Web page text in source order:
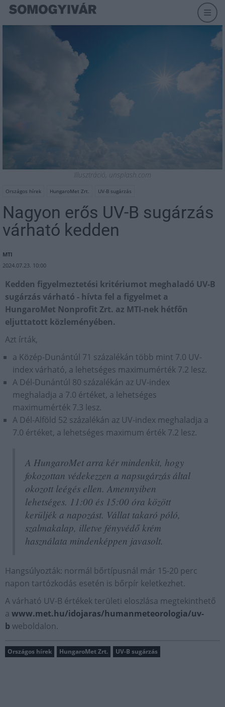
Illusztráció, unsplash.com
Országos hírek HungaroMet Zrt. UV-B sugárzás
Nagyon erős UV-B sugárzás
várható kedden
MTI
2024.07.23. 10:00
Kedden figyelmeztetési kritériumot meghaladó UV-B
sugárzás várható - hívta fel a figyelmet a
HungaroMet Nonprofit Zrt. az MTI-nek hétfőn
eljuttatott közleményében.
Azt írták,
a Közép-Dunántúl 71 százalékán több mint 7.0 UV-
index várható, a lehetséges maximumérték 7.2 lesz.
A Dél-Dunántúl 80 százalékán az UV-index
meghaladja a 7.0 értéket, a lehetséges
maximumérték 7.3 lesz.
A Dél-Alföld 52 százalékán az UV-index meghaladja a
7.0 értéket, a lehetséges maximum érték 7.2 lesz.
A HungaroMet arra kér mindenkit, hogy
fokozottan védekezzen a napsugárzás által
okozott leégés ellen. Amennyiben
lehetséges. 11:00 és 15:00 óra között
kerüljék a napozást. Vállat takaró póló,
szalmakalap, illetve fényvédő krém
használata mindenképpen javasolt.
Hangsúlyozták: normál bőrtípusnál már 15-20 perc
napon tartózkodás esetén is bőrpír keletkezhet.
A várható UV-B értékek területi eloszlása megtekinthető
a www.met.hu/idojaras/humanmeteorologia/uv-
b weboldalon.
Országos hírek HungaroMet Zrt. UV-B sugárzás